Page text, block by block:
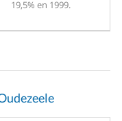
19,5% en 1999.